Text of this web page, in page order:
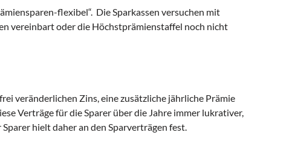
flexibel“. Die Sparkassen versuchen mit
vereinbart oder die Höchstprämienstaffel noch nicht
veränderlichen Zins, eine zusätzliche jährliche Prämie
Verträge für die Sparer über die Jahre immer lukrativer,
hielt daher an den Sparverträgen fest.